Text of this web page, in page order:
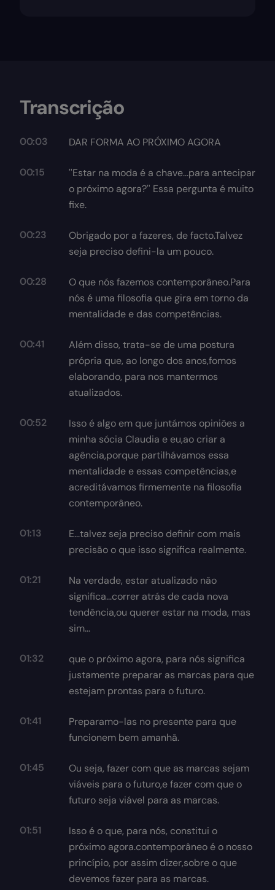
Transcrição
00:03 DAR FORMA AO PRÓXIMO AGORA
00:15
''Estar na moda é a chave...para antecipar
o próximo agora?'' Essa pergunta é muito
fixe.
00:23
Obrigado por a fazeres, de facto.Talvez
seja preciso defini-la um pouco.
00:28
O que nós fazemos contemporâneo.Para
nós é uma filosofia que gira em torno da
mentalidade e das competências.
00:41
Além disso, trata-se de uma postura
própria que, ao longo dos anos,fomos
elaborando, para nos mantermos
atualizados.
00:52
Isso é algo em que juntámos opiniões a
minha sócia Claudia e eu,ao criar a
agência,porque partilhávamos essa
mentalidade e essas competências,e
acreditávamos firmemente na filosofia
contemporâneo.
01:13
E...talvez seja preciso definir com mais
precisão o que isso significa realmente.
01:21
Na verdade, estar atualizado não
significa...correr atrás de cada nova
tendência,ou querer estar na moda, mas
sim...
01:32
que o próximo agora, para nós significa
justamente preparar as marcas para que
estejam prontas para o futuro.
01:41
Preparamo-las no presente para que
funcionem bem amanhã.
01:45
Ou seja, fazer com que as marcas sejam
viáveis para o futuro,e fazer com que o
futuro seja viável para as marcas.
01:51
Isso é o que, para nós, constitui o
próximo agora.contemporâneo é o nosso
princípio, por assim dizer,sobre o que
devemos fazer para as marcas.